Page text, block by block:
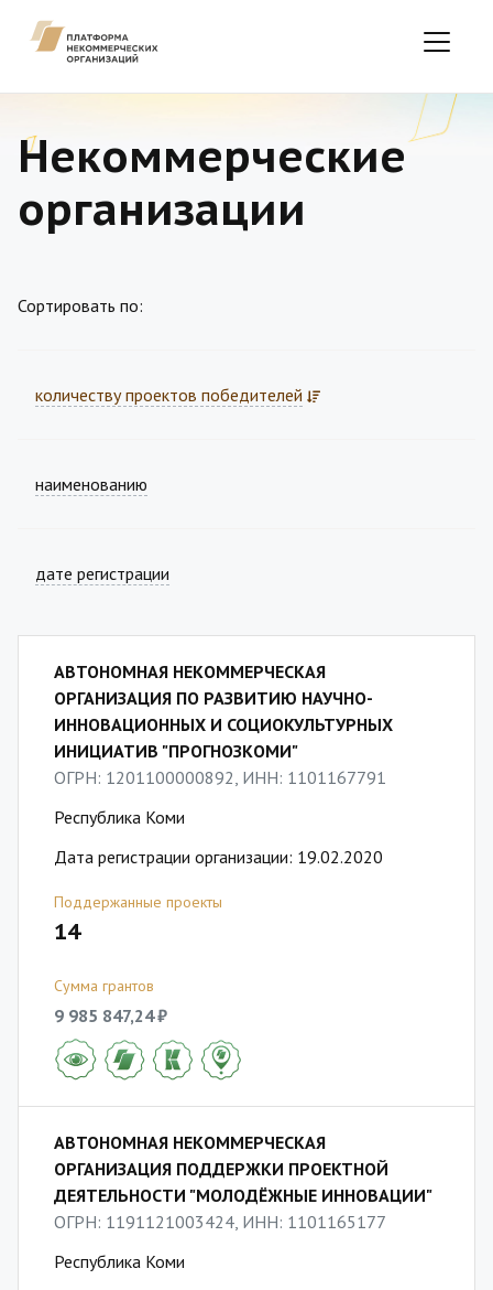
Некоммерческие
организации
Сортировать по:
количеству проектов победителей
наименованию
дате регистрации
АВТОНОМНАЯ НЕКОММЕРЧЕСКАЯ
ОРГАНИЗАЦИЯ ПО РАЗВИТИЮ НАУЧНО-
ИННОВАЦИОННЫХ И СОЦИОКУЛЬТУРНЫХ
ИНИЦИАТИВ "ПРОГНОЗКОМИ"
ОГРН: 1201100000892, ИНН: 1101167791
Республика Коми
Дата регистрации организации: 19.02.2020
Поддержанные проекты
14
Сумма грантов
9 985 847,24 ₽
АВТОНОМНАЯ НЕКОММЕРЧЕСКАЯ
ОРГАНИЗАЦИЯ ПОДДЕРЖКИ ПРОЕКТНОЙ
ДЕЯТЕЛЬНОСТИ "МОЛОДЁЖНЫЕ ИННОВАЦИИ"
ОГРН: 1191121003424, ИНН: 1101165177
Республика Коми